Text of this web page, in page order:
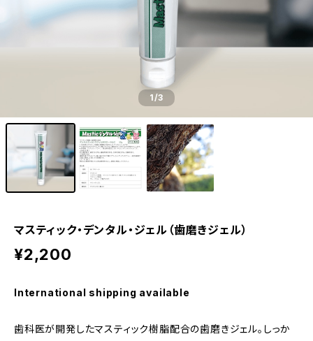
1/3
マスティック・デンタル・ジェル（歯磨きジェル）
¥2,200
International shipping available
歯科医が開発したマスティック樹脂配合の歯磨きジェル。しっか